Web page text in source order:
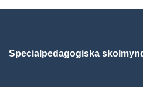
Specialpedagogiska